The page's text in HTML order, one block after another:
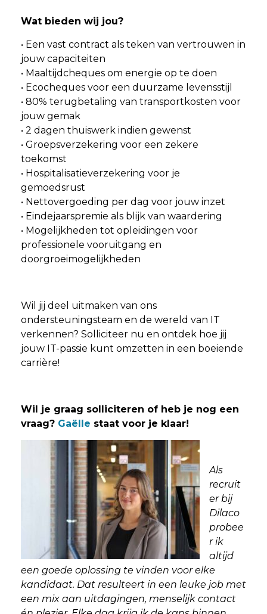
Wat bieden wij jou?
• Een vast contract als teken van vertrouwen in
jouw capaciteiten
• Maaltijdcheques om energie op te doen
• Ecocheques voor een duurzame levensstijl
• 80% terugbetaling van transportkosten voor
jouw gemak
• 2 dagen thuiswerk indien gewenst
• Groepsverzekering voor een zekere
toekomst
• Hospitalisatieverzekering voor je
gemoedsrust
• Nettovergoeding per dag voor jouw inzet
• Eindejaarspremie als blijk van waardering
• Mogelijkheden tot opleidingen voor
professionele vooruitgang en
doorgroeimogelijkheden
Wil jij deel uitmaken van ons
ondersteuningsteam en de wereld van IT
verkennen? Solliciteer nu en ontdek hoe jij
jouw IT-passie kunt omzetten in een boeiende
carrière!
Wil je graag solliciteren of heb je nog een
vraag? Gaëlle staat voor je klaar!
Als
recruit
er bij
Dilaco
probee
r ik
altijd
een goede oplossing te vinden voor elke
kandidaat. Dat resulteert in een leuke job met
een mix aan uitdagingen, menselijk contact